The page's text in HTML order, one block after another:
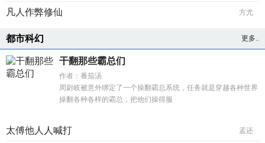
凡人作弊修仙 方尤
都市科幻 更多..
干翻那些霸总们
作者：番茄汤
周尉岐被意外绑定了一个操翻霸总系统，任务就是穿越各种世界
操翻各种各样的霸总，把他们操得服
太傅他人人喊打 孟还